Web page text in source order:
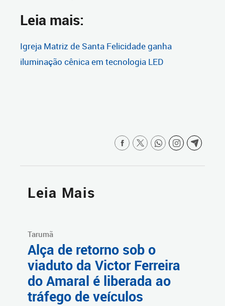
Leia mais:
Igreja Matriz de Santa Felicidade ganha
iluminação cênica em tecnologia LED
Leia Mais
Tarumã
Alça de retorno sob o
viaduto da Victor Ferreira
do Amaral é liberada ao
tráfego de veículos